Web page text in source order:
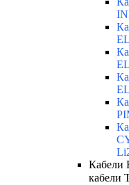
Кабели
кабели